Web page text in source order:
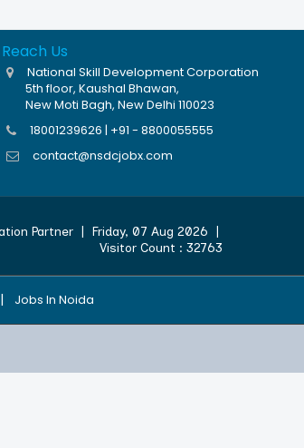
Reach Us
National Skill Development Corporation
5th floor, Kaushal Bhawan,
New Moti Bagh, New Delhi 110023
18001239626 | +91 - 8800055555
contact@nsdcjobx.com
Partner| Friday, 07 Aug 2026
Visitor Count : 32763
Jobs In Noida